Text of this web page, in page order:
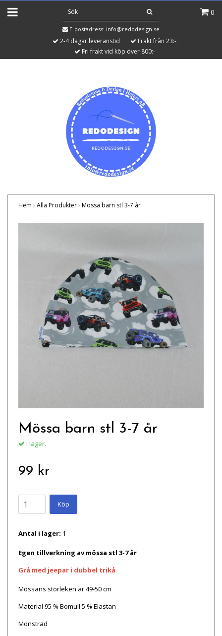
0
E-postadress: info@redodesign.se
2-4 dagar leveranstid
Frakt från 23:-
Fri frakt vid köp över 800:-
Hem › Alla Produkter› Mössa barn stl 3-7 år
Mössa barn stl 3-7 år
I lager.
99 kr
Köp
Antal i lager: 1
Egen tillverkning av mössa stl 3-7 år
Grå med jeepar i dubbel trikå
Mössans storleken är 49-50 cm
Material 95 % Bomull 5 % Elastan
Mönstrad